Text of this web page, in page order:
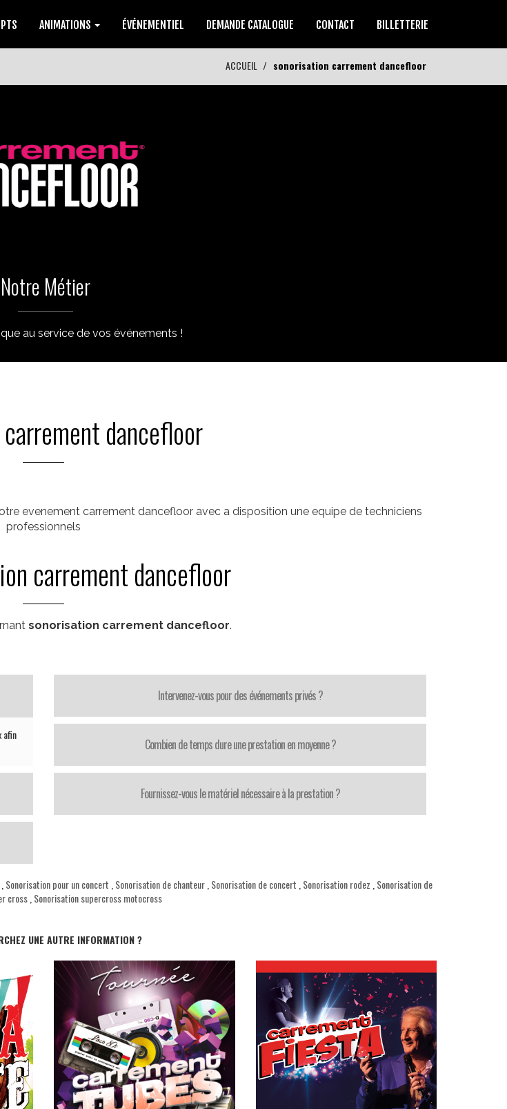
ANIMATIONS ÉVÉNEMENTIEL DEMANDE CATALOGUE CONTACT BILLETTERIE
ACCUEIL sonorisation carrement dancefloor
Notre Métier
au service de vos événements !
dancefloor
evenement carrement dancefloor avec a disposition une equipe de techniciens
professionnels
carrement dancefloor
sonorisation carrement dancefloor.
afin
Intervenez-vous pour des événements privés ?
Combien de temps dure une prestation en moyenne ?
Fournissez-vous le matériel nécessaire à la prestation ?
Sonorisation pour un concert Sonorisation de chanteur, Sonorisation de concert Sonorisation rodez Sonorisation de
cross, Sonorisation supercross motocross
UNE AUTRE INFORMATION ?